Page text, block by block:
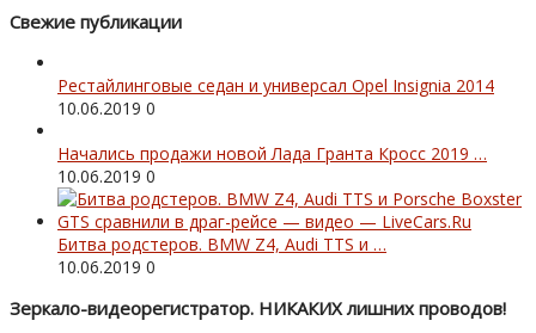
Свежие публикации
Рестайлинговые седан и универсал Opel Insignia 2014
10.06.2019 0
Начались продажи новой Лада Гранта Кросс 2019 …
10.06.2019 0
Битва родстеров. BMW Z4, Audi TTS и …
10.06.2019 0
Зеркало-видеорегистратор. НИКАКИХ лишних проводов!